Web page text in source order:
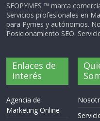
SEOPYMES ™ marca
Servicios profesionales en
para Pymes y autónomos.
Posicionamiento SEO.
Enlaces de
interés
Agencia de
Marketing Online